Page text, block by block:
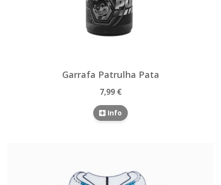
Garrafa Patrulha Pata
7,99 €
Info